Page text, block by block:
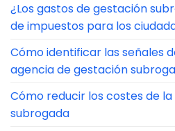
¿Los gastos de gestación
de impuestos para los
Cómo identificar las señales
agencia de gestación
Cómo reducir los costes de
subrogada